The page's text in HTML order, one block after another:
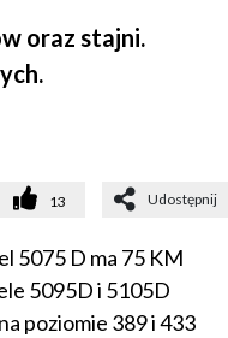
oraz stajni.
13 Udostępnij
5075 D ma 75 KM
5095D i 5105D
poziomie 389 i 433